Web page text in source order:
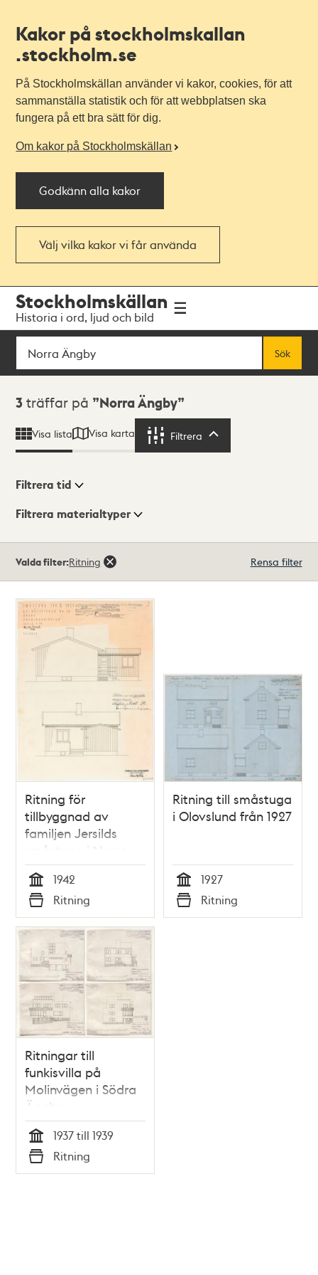
Kakor på stockholmskallan
.stockholm.se
På Stockholmskällan använder vi kakor, cookies, för att
sammanställa statistik och för att webbplatsen ska
fungera på ett bra sätt för dig.
Om kakor på Stockholmskällan
Godkänn alla kakor
Välj vilka kakor vi får använda
navigationen
huvudinnehållet
Stockholmskällan
Historia i ord, ljud och bild
Sök
Sök
Sökresultat
3 träffar på Norra Ängby
Visa lista Visa karta Filtrera
Visningsläge
Filtrera tid
Filtrera materialtyper
träffar
Valda filter:Ritning Rensa filter
Ritning för
tillbyggnad av
familjen Jersilds
småstuga i Norra
Ängby 1942
Tid
1942
Typ
Ritning
Ritning till småstuga
i Olovslund från 1927
Tid
1927
Typ
Ritning
Ritningar till
funkisvilla på
Molinvägen i Södra
Ängby
Tid
1937 till 1939
Typ
Ritning